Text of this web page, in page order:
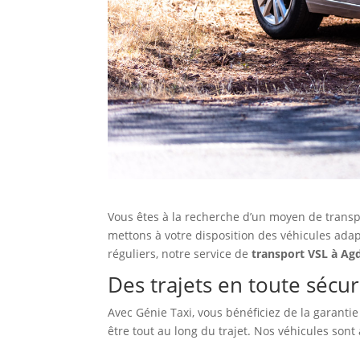
Vous êtes à la recherche d’un moyen de
mettons à votre disposition des véhicules
réguliers, notre service detransport VSL à
Des trajets en toute
Avec Génie Taxi, vous bénéficiez de la
être tout au long du trajet. Nos véhicules